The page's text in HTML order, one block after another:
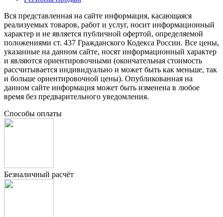
Вся представленная на сайте информация, касающаяся
реализуемых товаров, работ и услуг, носит информационный
характер и не является публичной офертой, определяемой
положениями ст. 437 Гражданского Кодекса России. Все цены,
указанные на данном сайте, носят информационный характер
и являются ориентировочными (окончательная стоимость
рассчитывается индивидуально и может быть как меньше, так
и больше ориентировочной цены). Опубликованная на
данном сайте информация может быть изменена в любое
время без предварительного уведомления.
Способы оплаты
Безналичный расчёт